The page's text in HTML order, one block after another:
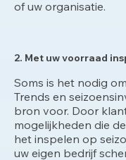
of uw organisatie.
2. Met uw voorraad
Soms is het nodig
Trends en
bron voor. Door
mogelijkheden die
het inspelen op
uw eigen bedrijf